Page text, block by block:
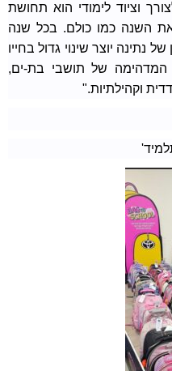
וציוד לימודי הוא תחושת
את השנה כמו כולם. בכל שנה
יוצר שינוי גדול בחייו
המדהימה של תושבי בת-ים,
וקהילתיות."